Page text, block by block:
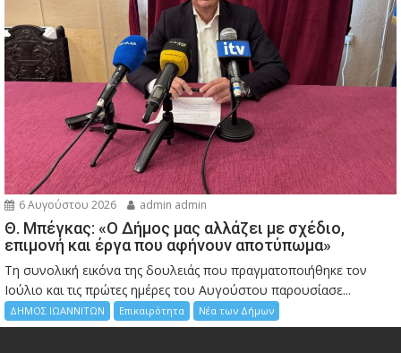
6 Αυγούστου 2026 admin admin
Θ. Μπέγκας: «Ο Δήμος μας αλλάζει με σχέδιο,
επιμονή και έργα που αφήνουν αποτύπωμα»
Τη συνολική εικόνα της δουλειάς που πραγματοποιήθηκε τον
Ιούλιο και τις πρώτες ημέρες του Αυγούστου παρουσίασε...
ΔΗΜΟΣ ΙΩΑΝΝΙΤΩΝ Επικαιρότητα Νέα των Δήμων